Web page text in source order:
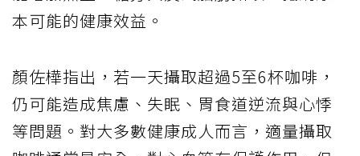
本可能的健康效益。
顏佐樺指出，若一天攝取超過5至6杯咖啡，
仍可能造成焦慮、失眠、胃食道逆流與心悸
等問題。對大多數健康成人而言，適量攝取